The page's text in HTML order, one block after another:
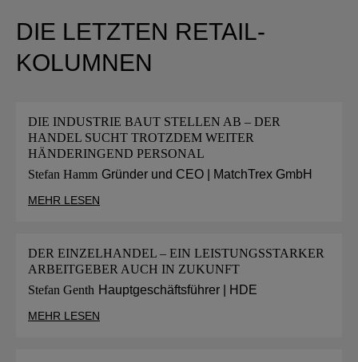
DIE LETZTEN RETAIL-
KOLUMNEN
DIE INDUSTRIE BAUT STELLEN AB – DER
HANDEL SUCHT TROTZDEM WEITER
HÄNDERINGEND PERSONAL
Stefan Hamm Gründer und CEO | MatchTrex GmbH
MEHR LESEN
DER EINZELHANDEL – EIN LEISTUNGSSTARKER
ARBEITGEBER AUCH IN ZUKUNFT
Stefan Genth Hauptgeschäftsführer | HDE
MEHR LESEN